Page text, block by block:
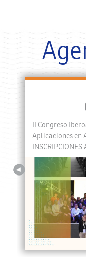
Previous
II Congreso
Aplicaciones en
INSCRIPCIONES